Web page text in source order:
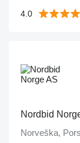
4.0
Nordbid
Norveška,